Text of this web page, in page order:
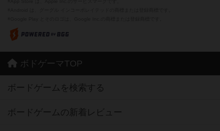
ボドゲーマTOP
ボードゲームを検索する
ボードゲームの新着レビュー